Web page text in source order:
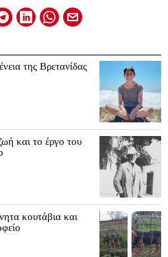
της Βρετανίδας
και το έργο του
κουτάβια και